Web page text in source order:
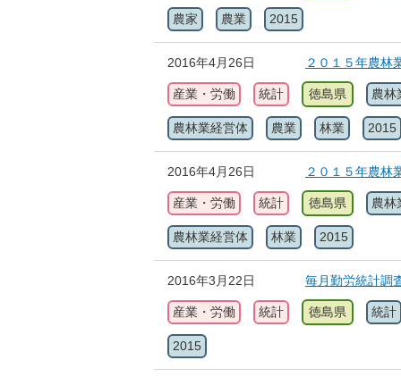
農家 農業 2015
2016年4月26日 ２０１５年農林
産業・労働 統計 徳島県 農林
農林業経営体 農業 林業 2015
2016年4月26日 ２０１５年農林
産業・労働 統計 徳島県 農林
農林業経営体 林業 2015
2016年3月22日 毎月勤労統計調
産業・労働 統計 徳島県 統計
2015